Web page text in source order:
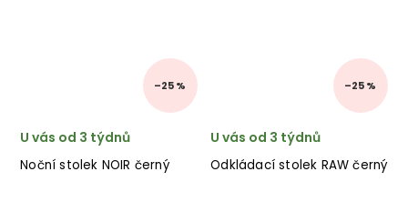
–25 %
Noční stolek NOIR černý
U vás od 3 týdnů
–25 %
Odkládací stolek RAW černý
U vás od 3 týdnů